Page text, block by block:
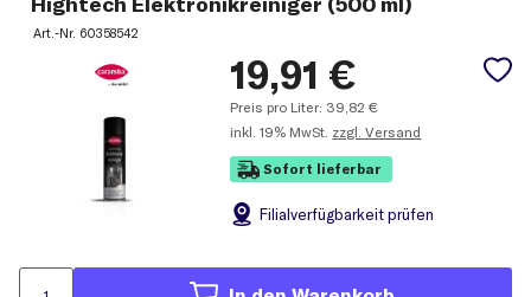
Art.-Nr. 60358542
19,91 €
Preis pro Liter: 39,82 €
inkl. 19% MwSt. zzgl. Versand
Sofort lieferbar
Filialverfügbarkeit prüfen